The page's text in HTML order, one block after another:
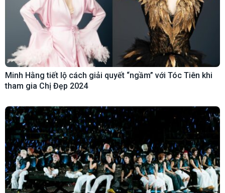
Minh Hằng tiết lộ cách giải quyết “ngầm” với Tóc Tiên khi
tham gia Chị Đẹp 2024